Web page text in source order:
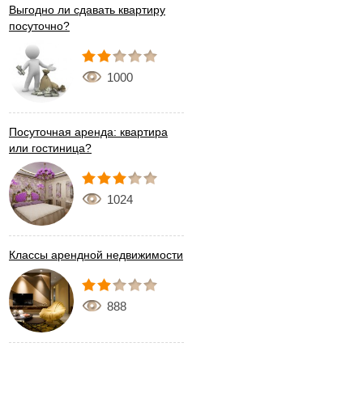
Выгодно ли сдавать квартиру
посуточно?
1000
Посуточная аренда: квартира
или гостиница?
1024
Классы арендной недвижимости
888